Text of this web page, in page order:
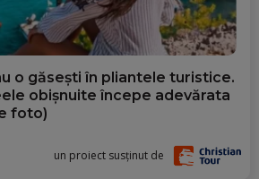
o găsești în pliantele turistice.
obișnuite începe adevărata
foto)
un proiect susținut de